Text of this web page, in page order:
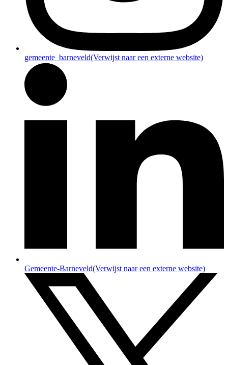
gemeente_barneveld(Verwijst naar een externe website)
Gemeente-Barneveld(Verwijst naar een externe website)